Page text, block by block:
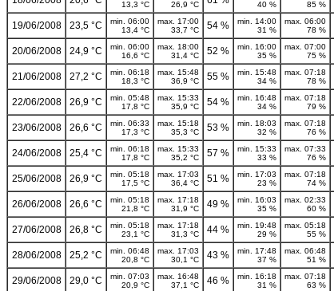
13,3 °C
26,9 °C
40 %
85 %
19/06/2008 23,5 °C
min. 06:00
13,4 °C
max. 17:00
33,7 °C
54 %
min. 14:00
31 %
max. 06:00
78 %
20/06/2008 24,9 °C
min. 06:00
16,6 °C
max. 18:00
31,4 °C
52 %
min. 16:00
35 %
max. 07:00
75 %
21/06/2008 27,2 °C
min. 06:18
18,3 °C
max. 15:48
36,9 °C
55 %
min. 15:48
34 %
max. 07:18
78 %
22/06/2008 26,9 °C
min. 05:48
17,8 °C
max. 15:33
35,9 °C
54 %
min. 16:48
34 %
max. 07:18
79 %
23/06/2008 26,6 °C
min. 06:33
17,3 °C
max. 15:18
35,3 °C
53 %
min. 18:03
32 %
max. 07:18
76 %
24/06/2008 25,4 °C
min. 06:18
17,8 °C
max. 15:33
35,2 °C
57 %
min. 15:33
33 %
max. 07:33
76 %
25/06/2008 26,9 °C
min. 05:18
17,5 °C
max. 17:03
36,4 °C
51 %
min. 17:03
23 %
max. 07:18
74 %
26/06/2008 26,6 °C
min. 05:18
21,8 °C
max. 17:18
31,9 °C
49 %
min. 16:03
35 %
max. 02:33
60 %
27/06/2008 26,8 °C
min. 05:18
23,1 °C
max. 17:18
31,3 °C
44 %
min. 19:48
29 %
max. 05:18
55 %
28/06/2008 25,2 °C
min. 06:48
20,8 °C
max. 17:03
30,1 °C
43 %
min. 17:48
37 %
max. 06:48
51 %
29/06/2008 29,0 °C
min. 07:03
20,9 °C
max. 16:48
37,1 °C
46 %
min. 16:18
31 %
max. 07:18
63 %